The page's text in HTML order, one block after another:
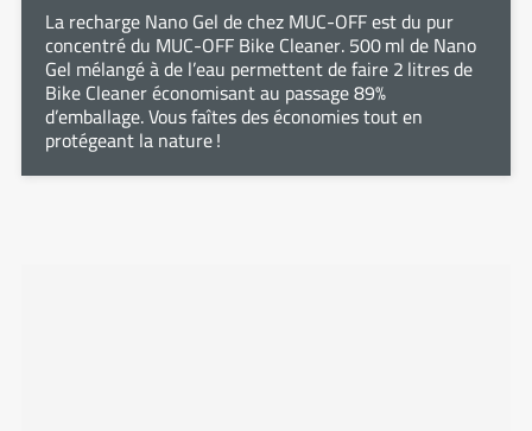
La recharge Nano Gel de chez MUC-OFF est du pur
concentré du MUC-OFF Bike Cleaner. 500 ml de Nano
Gel mélangé à de l’eau permettent de faire 2 litres de
Bike Cleaner économisant au passage 89%
d’emballage. Vous faîtes des économies tout en
protégeant la nature !